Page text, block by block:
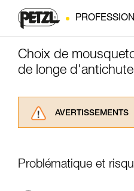
Choix de
de longe
AVERTISSEMENTS
consulter. Vous
informations de la
Problématique et